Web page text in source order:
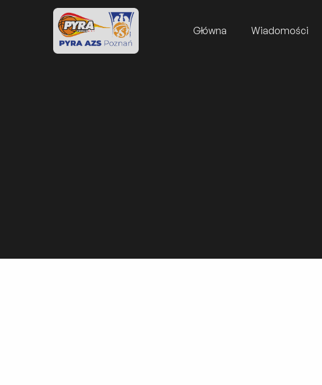
Główna Wiadomości